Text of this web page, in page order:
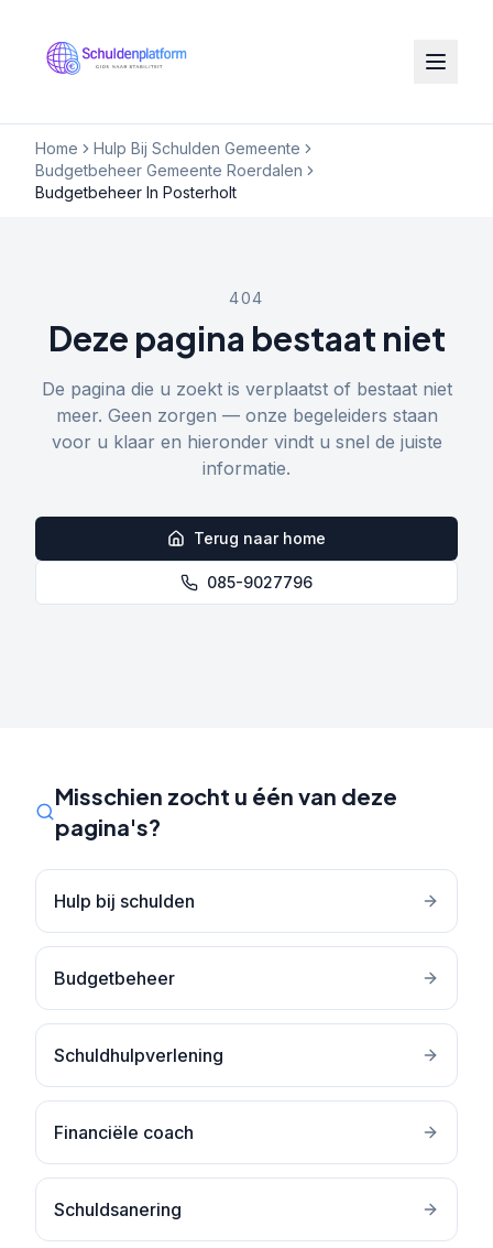
Home
Hulp Bij Schulden Gemeente
Budgetbeheer Gemeente Roerdalen
Budgetbeheer In Posterholt
404
Deze pagina bestaat niet
De pagina die u zoekt is verplaatst of bestaat niet
meer. Geen zorgen — onze begeleiders staan
voor u klaar en hieronder vindt u snel de juiste
informatie.
Terug naar home
085-9027796
Misschien zocht u één van deze
pagina's?
Hulp bij schulden
Budgetbeheer
Schuldhulpverlening
Financiële coach
Schuldsanering